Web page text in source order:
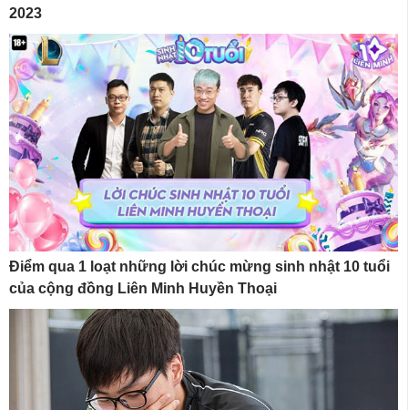
2023
Điểm qua 1 loạt những lời chúc mừng sinh nhật 10 tuổi
của cộng đồng Liên Minh Huyền Thoại